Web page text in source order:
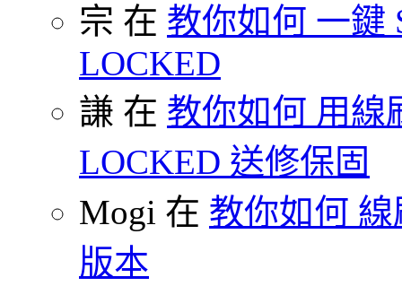
宗 在 教你如何 一鍵
LOCKED
謙 在 教你如何 用線
LOCKED 送修保固
Mogi 在 教你如何 線
版本